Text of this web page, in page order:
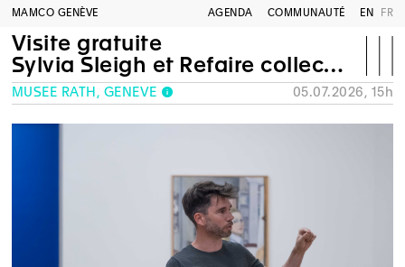
MAMCO GENÈVE AGENDA COMMUNAUTÉ EN FR
Visite gratuite
Sylvia Sleigh et Refaire collection
MUSÉE RATH, GENÈVE 05.07.2026, 15h